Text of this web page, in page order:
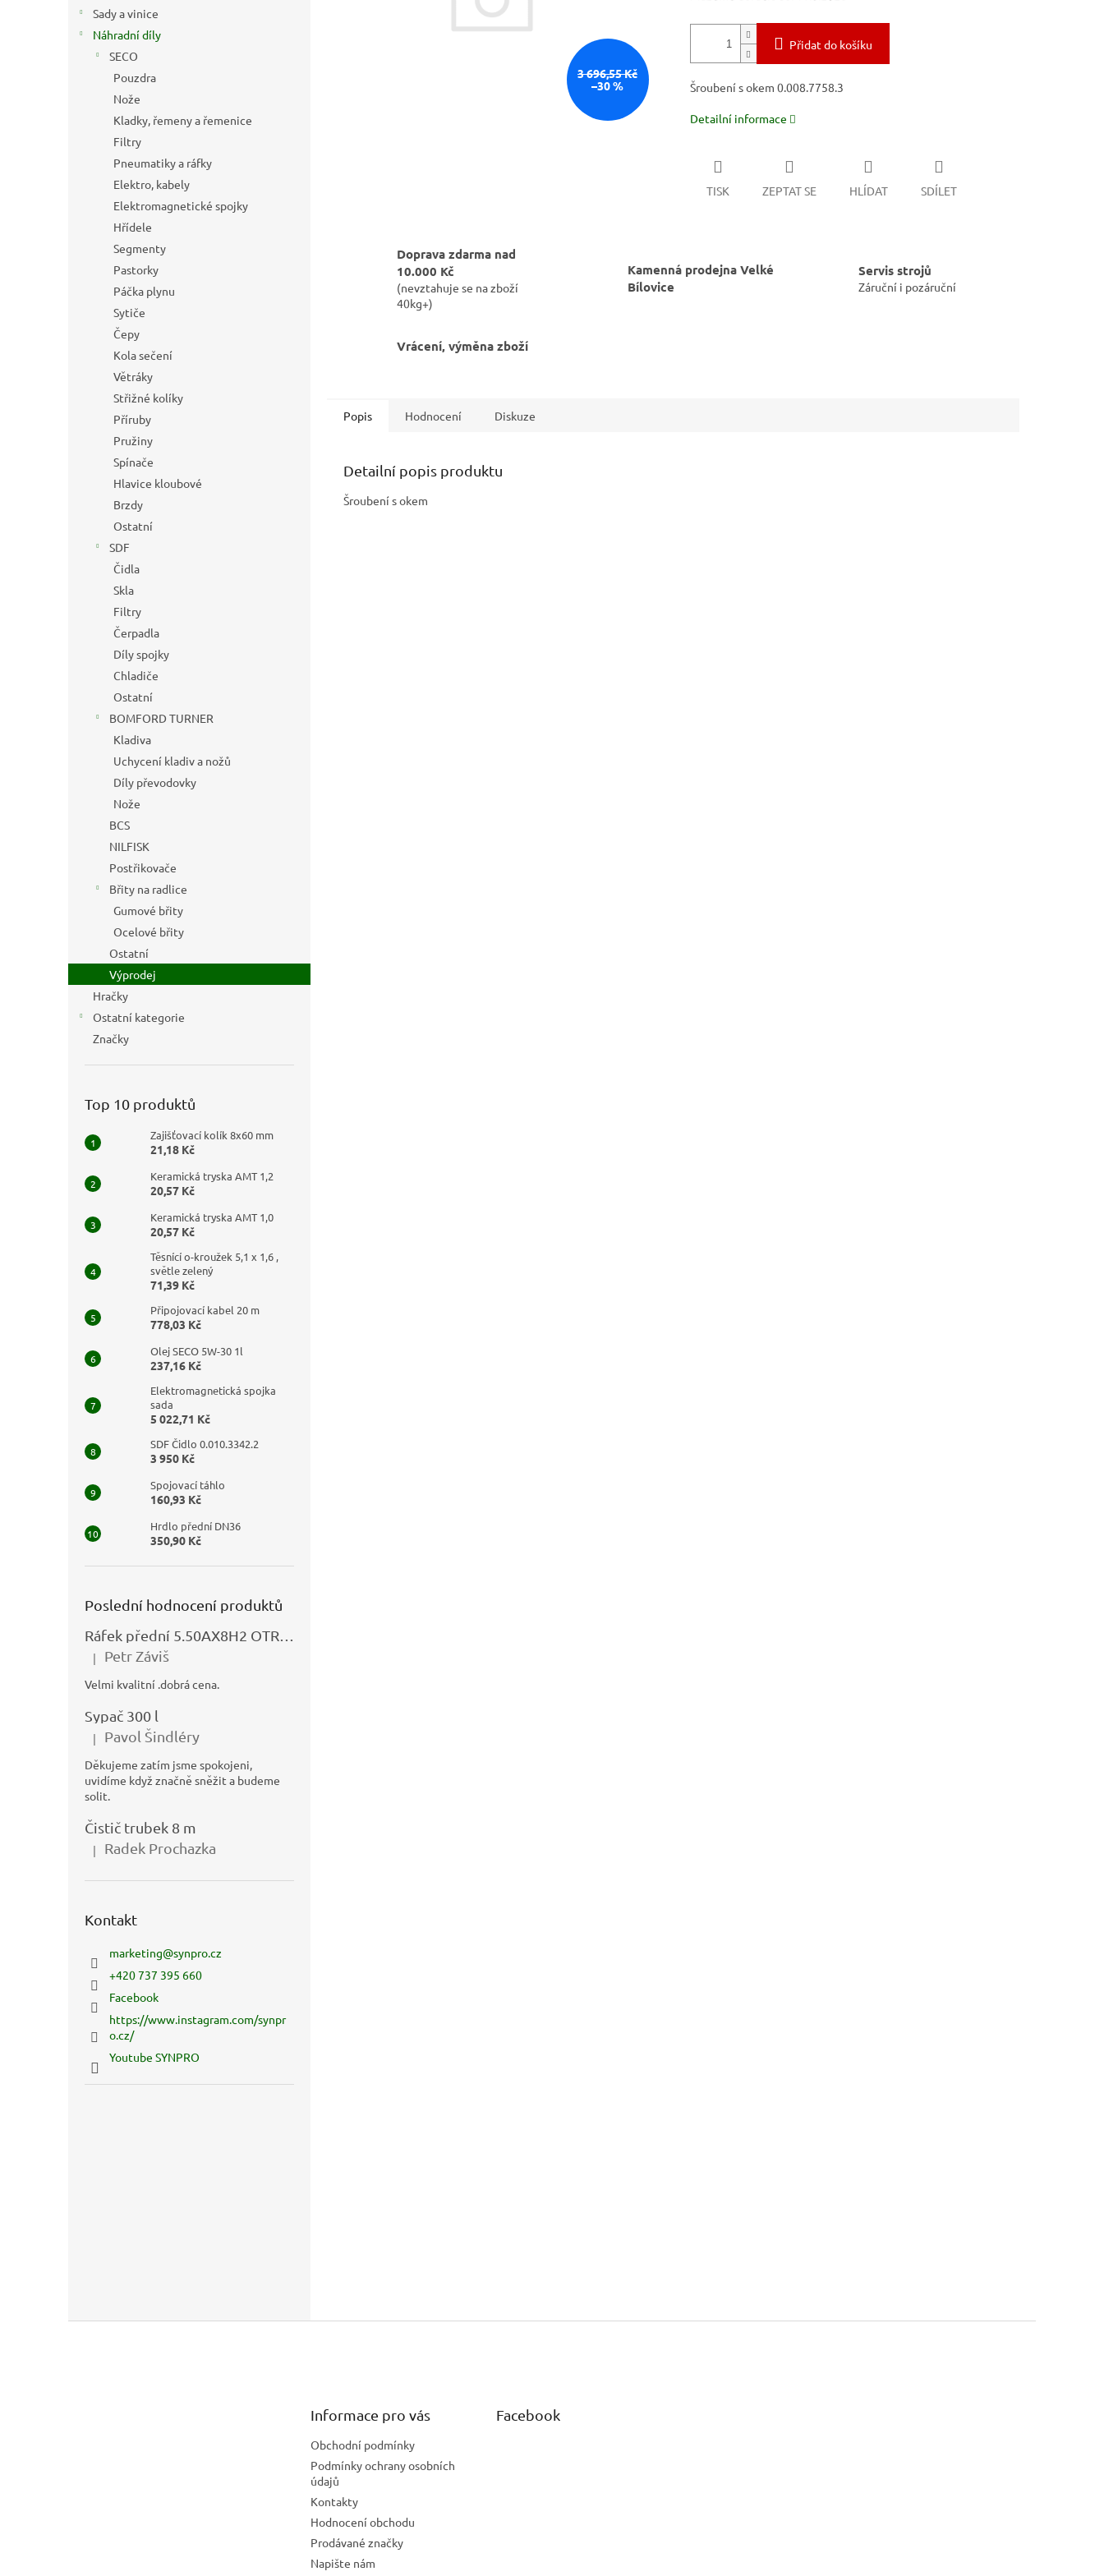
Sady a vinice
Náhradní díly
SECO
Pouzdra
Nože
Kladky, řemeny a řemenice
Filtry
Pneumatiky a ráfky
Elektro, kabely
Elektromagnetické spojky
Hřídele
Segmenty
Pastorky
Páčka plynu
Sytiče
Čepy
Kola sečení
Větráky
Střižné kolíky
Příruby
Pružiny
Spínače
Hlavice kloubové
Brzdy
Ostatní
SDF
Čidla
Skla
Filtry
Čerpadla
Díly spojky
Chladiče
Ostatní
BOMFORD TURNER
Kladiva
Uchycení kladiv a nožů
Díly převodovky
Nože
BCS
NILFISK
Postřikovače
Břity na radlice
Gumové břity
Ocelové břity
Ostatní
Výprodej
Hračky
Ostatní kategorie
Značky
Top 10 produktů
Zajišťovací kolík 8x60 mm
21,18 Kč
Keramická tryska AMT 1,2
20,57 Kč
Keramická tryska AMT 1,0
20,57 Kč
Těsnící o-kroužek 5,1 x 1,6 ,
světle zelený
71,39 Kč
Připojovací kabel 20 m
778,03 Kč
Olej SECO 5W-30 1l
237,16 Kč
Elektromagnetická spojka
sada
5 022,71 Kč
SDF Čidlo 0.010.3342.2
3 950 Kč
Spojovací táhlo
160,93 Kč
Hrdlo přední DN36
350,90 Kč
Poslední hodnocení produktů
Hodnocení produktu je 5 z 5 hvězdiček.
| Petr Záviš
Velmi kvalitní .dobrá cena.
Sypač 300 l
Hodnocení produktu je 5 z 5 hvězdiček.
| Pavol Šindléry
Děkujeme zatím jsme spokojeni,
uvidíme když značně sněžit a budeme
solit.
Čistič trubek 8 m
Hodnocení produktu je 5 z 5 hvězdiček.
| Radek Prochazka
Kontakt
marketing@synpro.cz
+420 737 395 660
Facebook
https://www.instagram.com/synpr
o.cz/
Youtube SYNPRO
3 696,55 Kč
–30 %
Přidat do košíku
Šroubení s okem 0.008.7758.3
Detailní informace
TISK ZEPTAT SE HLÍDAT SDÍLET
Doprava zdarma nad
10.000 Kč
(nevztahuje se na zboží
40kg+)
Kamenná prodejna Velké
Bílovice
Servis strojů
Záruční i pozáruční
Vrácení, výměna zboží
Popis Hodnocení Diskuze
Detailní popis produktu
Šroubení s okem
Informace pro vás
Obchodní podmínky
Podmínky ochrany osobních
údajů
Kontakty
Hodnocení obchodu
Prodávané značky
Napište nám
Facebook